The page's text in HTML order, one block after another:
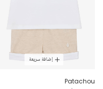
إضافة سريعة
Patachou